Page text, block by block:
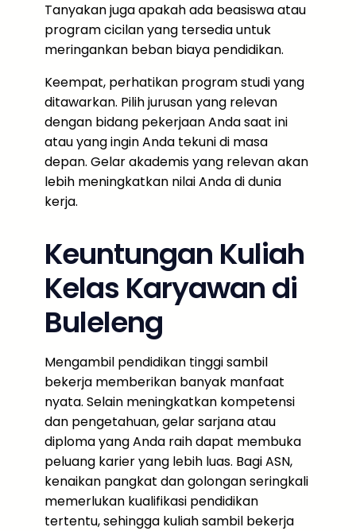
Tanyakan juga apakah ada beasiswa atau
program cicilan yang tersedia untuk
meringankan beban biaya pendidikan.
Keempat, perhatikan program studi yang
ditawarkan. Pilih jurusan yang relevan
dengan bidang pekerjaan Anda saat ini
atau yang ingin Anda tekuni di masa
depan. Gelar akademis yang relevan akan
lebih meningkatkan nilai Anda di dunia
kerja.
Keuntungan Kuliah
Kelas Karyawan di
Buleleng
Mengambil pendidikan tinggi sambil
bekerja memberikan banyak manfaat
nyata. Selain meningkatkan kompetensi
dan pengetahuan, gelar sarjana atau
diploma yang Anda raih dapat membuka
peluang karier yang lebih luas. Bagi ASN,
kenaikan pangkat dan golongan seringkali
memerlukan kualifikasi pendidikan
tertentu, sehingga kuliah sambil bekerja